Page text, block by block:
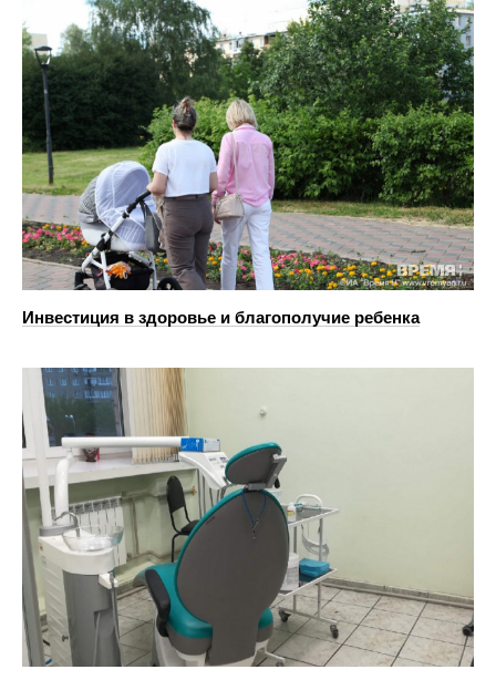
Инвестиция в здоровье и благополучие ребенка